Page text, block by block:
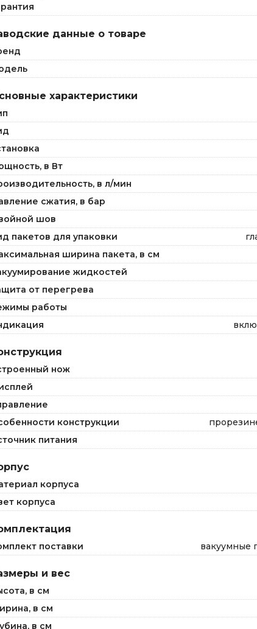
данные о товаре
характеристики
в Вт
в л/мин
сжатия, в бар
шов
пакетов для упаковки
ширина пакета, в см
жидкостей
от перегрева
работы
нож
конструкции
питания
корпуса
корпуса
поставки вакуумные
и вес
в см
в см
в см